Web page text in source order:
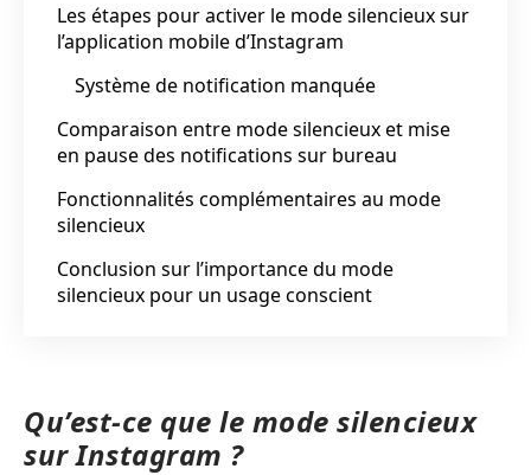
Les étapes pour activer le mode silencieux sur
l’application mobile d’Instagram
Système de notification manquée
Comparaison entre mode silencieux et mise
en pause des notifications sur bureau
Fonctionnalités complémentaires au mode
silencieux
Conclusion sur l’importance du mode
silencieux pour un usage conscient
Qu’est-ce que le mode silencieux
sur Instagram ?